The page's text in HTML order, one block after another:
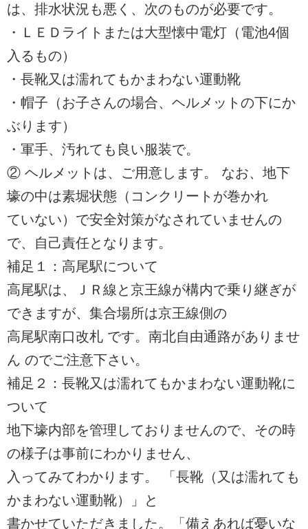
は、排水状況も悪く、次のものが必要です。
・ＬＥＤライトまたは大型懐中電灯（電池4個
入るもの）
・長靴又は濡れてもかまわない運動靴
・帽子（お子さんの場合、ヘルメットの下にか
ぶります）
・軍手、汚れても良い服装で。
② ヘルメットは、ご用意します。 なお、地下
壕の中は素堀状態（コンクリートが巻かれ
ていない）で安全対策がなされていませんの
で、自己責任となります。
補足１：高尾駅について
高尾駅は、ＪＲ線と京王線が構内で乗り継ぎが
できますが、集合場所は京王線側の
高尾駅南口改札 です。南北自由通路がありませ
ん のでご注意下さい。
補足２：長靴又は濡れてもかまわない運動靴に
ついて
地下壕内部を管理しておりませんので、その時
の様子は事前にわかりません、
入ってみてわかります。 「長靴（又は濡れても
かまわない運動靴）」と
書かせていただきました。「備えあれば憂いな